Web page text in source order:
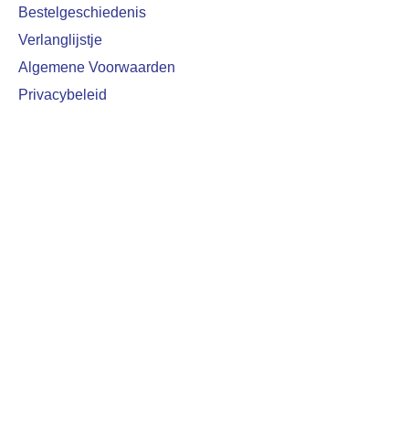
Bestelgeschiedenis
Verlanglijstje
Algemene Voorwaarden
Privacybeleid